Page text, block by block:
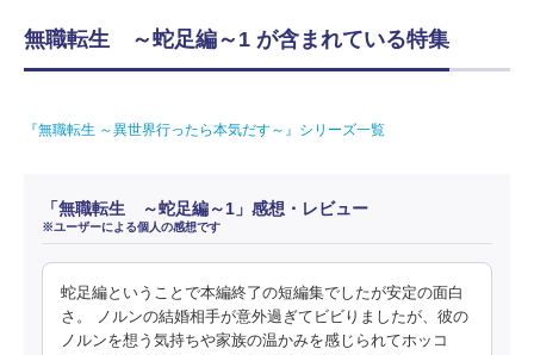
無職転生 ～蛇足編～1 が含まれている特集
『無職転生 ～異世界行ったら本気だす～』シリーズ一覧
「無職転生 ～蛇足編～1」感想・レビュー
※ユーザーによる個人の感想です
蛇足編ということで本編終了の短編集でしたが安定の面白
さ。 ノルンの結婚相手が意外過ぎてビビりましたが、彼の
ノルンを想う気持ちや家族の温かみを感じられてホッコ